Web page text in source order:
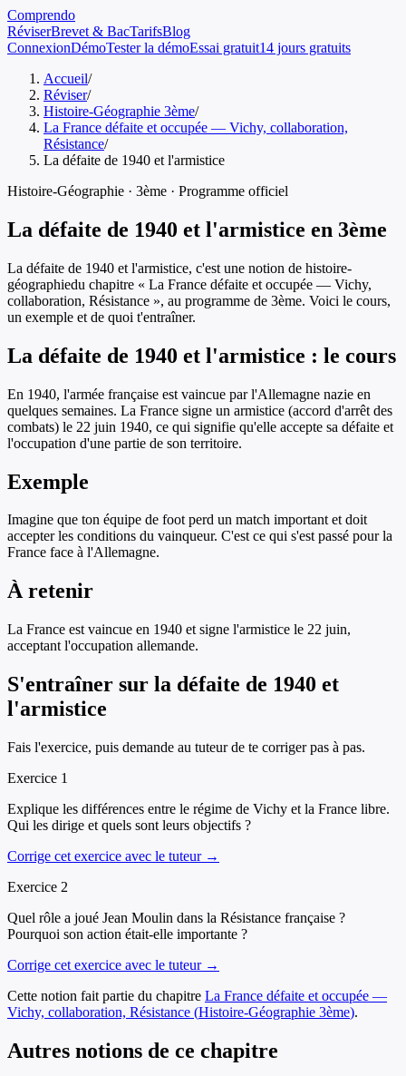
Comprendo
RéviserBrevet & BacTarifsBlog
ConnexionDémoTester la démoEssai gratuit14 jours gratuits
Accueil/
Réviser/
Histoire-Géographie 3ème/
La France défaite et occupée — Vichy, collaboration,
Résistance/
La défaite de 1940 et l'armistice
Histoire-Géographie · 3ème · Programme officiel
La défaite de 1940 et l'armistice en 3ème
La défaite de 1940 et l'armistice, c'est une notion de histoire-
géographiedu chapitre « La France défaite et occupée — Vichy,
collaboration, Résistance », au programme de 3ème. Voici le cours,
un exemple et de quoi t'entraîner.
La défaite de 1940 et l'armistice : le cours
En 1940, l'armée française est vaincue par l'Allemagne nazie en
quelques semaines. La France signe un armistice (accord d'arrêt des
combats) le 22 juin 1940, ce qui signifie qu'elle accepte sa défaite et
l'occupation d'une partie de son territoire.
Exemple
Imagine que ton équipe de foot perd un match important et doit
accepter les conditions du vainqueur. C'est ce qui s'est passé pour la
France face à l'Allemagne.
À retenir
La France est vaincue en 1940 et signe l'armistice le 22 juin,
acceptant l'occupation allemande.
S'entraîner sur la défaite de 1940 et
l'armistice
Fais l'exercice, puis demande au tuteur de te corriger pas à pas.
Exercice 1
Explique les différences entre le régime de Vichy et la France libre.
Qui les dirige et quels sont leurs objectifs ?
Corrige cet exercice avec le tuteur →
Exercice 2
Quel rôle a joué Jean Moulin dans la Résistance française ?
Pourquoi son action était-elle importante ?
Corrige cet exercice avec le tuteur →
Cette notion fait partie du chapitre La France défaite et occupée —
Vichy, collaboration, Résistance (Histoire-Géographie 3ème).
Autres notions de ce chapitre